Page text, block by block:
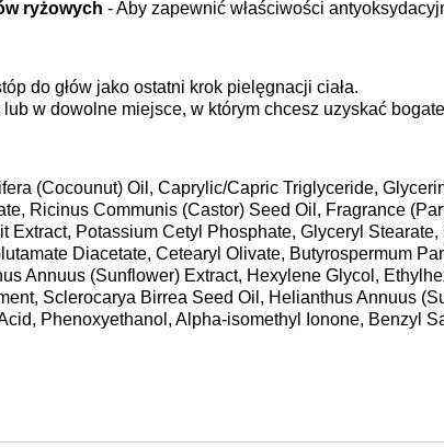
ryżowych - Aby zapewnić właściwości
do głów jako ostatni krok pielęgnacji ciała.
w dowolne miejsce, w którym chcesz uzyskać
(Cocounut) Oil, Caprylic/Capric Triglyceride,
Ricinus Communis (Castor) Seed Oil, Fragrance
Extract, Potassium Cetyl Phosphate, Glyceryl
Diacetate, Cetearyl Olivate, Butyrospermum
Annuus (Sunflower) Extract, Hexylene Glycol,
Sclerocarya Birrea Seed Oil, Helianthus Annuus
Phenoxyethanol, Alpha-isomethyl Ionone, Benzyl